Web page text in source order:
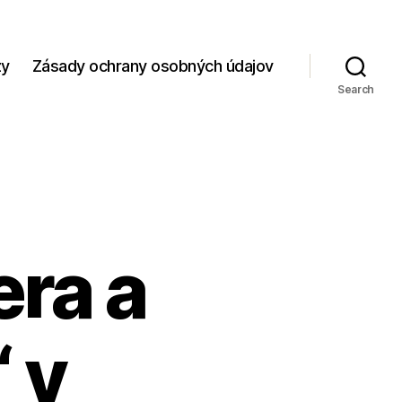
Zásady ochrany osobných údajov
Search
a
v